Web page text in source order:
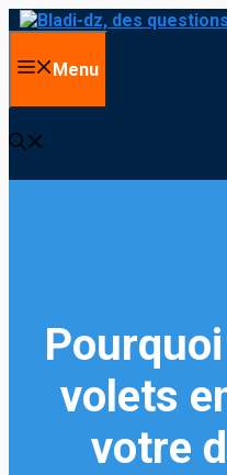
Aller
contenuMenu
volets
votre